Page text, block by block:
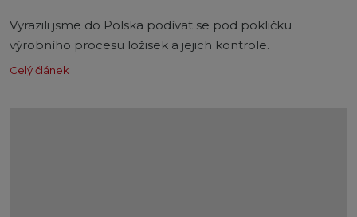
Vyrazili jsme do Polska podívat se pod pokličku
výrobního procesu ložisek a jejich kontrole.
Celý článek